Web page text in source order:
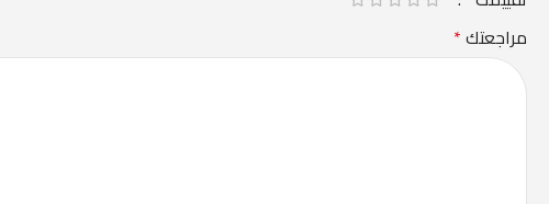
مراجعتك*